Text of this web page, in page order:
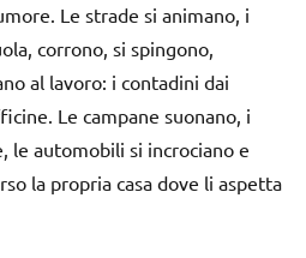
Le strade si animano, i
corrono, si spingono,
al lavoro: i contadini dai
Le campane suonano, i
le automobili si incrociano e
la propria casa dove li aspetta